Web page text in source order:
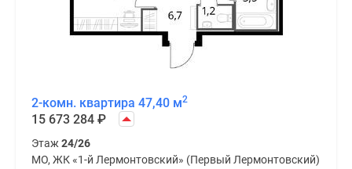
2-комн. квартира 47,40 м2
15 673 284 ₽
Этаж 24/26
МО, ЖК «1-й Лермонтовский» (Первый Лермонтовский)